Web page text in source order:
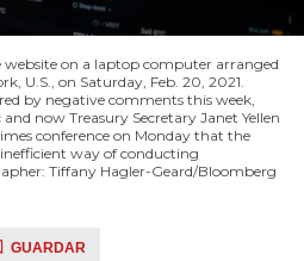
website on a laptop computer arranged
U.S., on Saturday, Feb. 20, 2021.
by negative comments this week,
now Treasury Secretary Janet Yellen
conference on Monday that the
way of conducting
Tiffany Hagler-Geard/Bloomberg
GUARDAR